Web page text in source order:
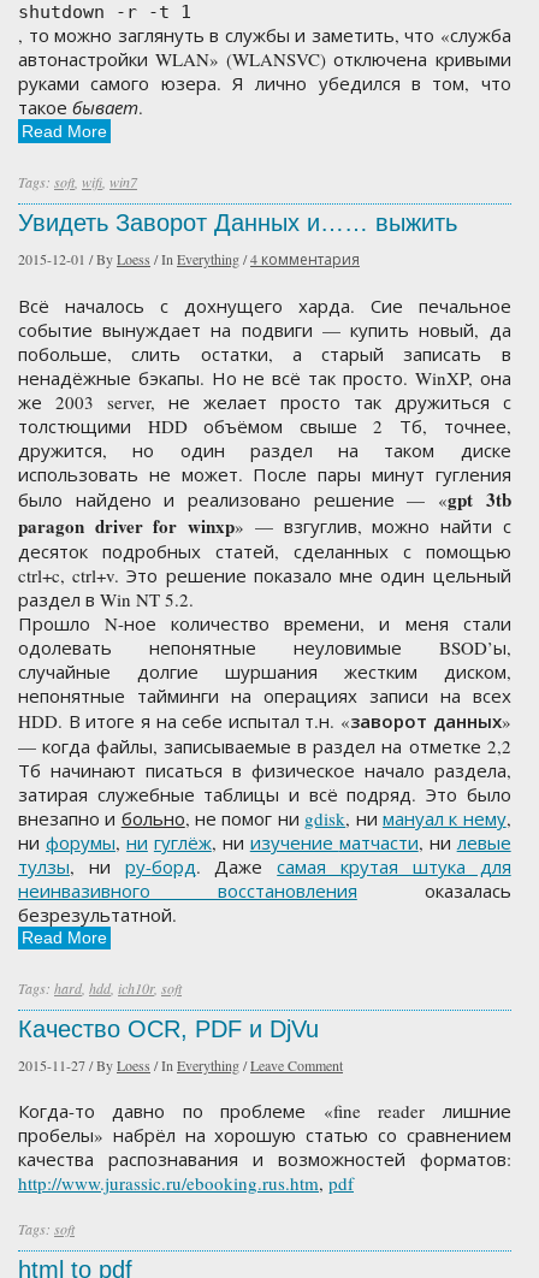
shutdown -r -t 1
, то можно заглянуть в службы и заметить, что «служба
автонастройки WLAN» (WLANSVC) отключена кривыми
руками самого юзера. Я лично убедился в том, что
такое бывает.
Read More
Tags: soft wifi win7
Увидеть Заворот Данных и…… выжить
2015-12-01 /ByLoess /In Everything/4 комментария
Всё началось с дохнущего харда. Сие печальное
событие вынуждает на подвиги — купить новый, да
побольше, слить остатки, а старый записать в
ненадёжные бэкапы. Но не всё так просто. WinXP, она
же 2003 server, не желает просто так дружиться с
толстющими HDD объёмом свыше 2 Тб, точнее,
дружится, но один раздел на таком диске
использовать не может. После пары минут гугления
было найдено и реализовано решение — «gpt 3tb
paragon driver for winxp» — взгуглив, можно найти с
десяток подробных статей, сделанных с помощью
ctrl+c, ctrl+v. Это решение показало мне один цельный
раздел в Win NT 5.2.
Прошло N-ное количество времени, и меня стали
одолевать непонятные неуловимые BSOD’ы,
случайные долгие шуршания жестким диском,
непонятные тайминги на операциях записи на всех
HDD. В итоге я на себе испытал т.н. «заворот данных»
— когда файлы, записываемые в раздел на отметке 2,2
Тб начинают писаться в физическое начало раздела,
затирая служебные таблицы и всё подряд. Это было
внезапно и больно, не помог ни gdisk, ни мануал к нему,
ни форумы, ни гуглёж, ни изучение матчасти, ни левые
тулзы, ни ру-борд. Дажесамая крутая штука для
неинвазивного восстановления оказалась
безрезультатной.
Read More
Tags: hard hdd ich10r, soft
Качество OCR, PDF и DjVu
2015-11-27/ByLoess /In Everything/Leave Comment
Когда-то давно по проблеме «fine reader лишние
пробелы» набрёл на хорошую статью со сравнением
качества распознавания и возможностей форматов:
http://www.jurassic.ru/ebooking.rus.htm, pdf
Tags: soft
html to pdf